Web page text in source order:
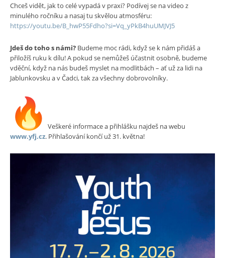
Chceš vidět, jak to celé vypadá v praxi? Podívej se na video z
minulého ročníku a nasaj tu skvělou atmosféru:
https://youtu.be/B_hwP55Fdho?si=Vq_yPkB4huUMJVJ5
Jdeš do toho s námi? Budeme moc rádi, když se k nám přidáš a
přiložíš ruku k dílu! A pokud se nemůžeš účastnit osobně, budeme
vděční, když na nás budeš myslet na modlitbách – ať už za lidi na
Jablunkovsku a v Čadci, tak za všechny dobrovolníky.
Veškeré informace a přihlášku najdeš na webu
www.yfj.cz. Přihlašování končí už 31. května!